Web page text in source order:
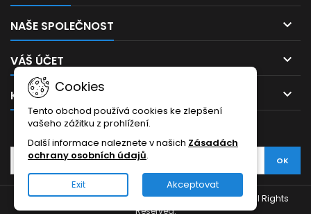
NAŠE SPOLEČNOST 
VÁŠ ÚČET 
KONTAKT 
Cookies
Tento obchod používá cookies ke zlepšení
vašeho zážitku z prohlížení.
Další informace naleznete v našich Zásadách
ochrany osobních údajů.
Exit Akceptovat
ODBĚR NOVINEK
© Copyright 2026 Hudební školka - Hudební nástroje. All Rights
Reserved.